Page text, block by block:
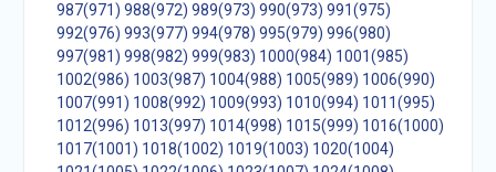
987(971) 988(972) 989(973) 990(973) 991(975)
992(976) 993(977) 994(978) 995(979) 996(980)
997(981) 998(982) 999(983) 1000(984) 1001(985)
1002(986) 1003(987) 1004(988) 1005(989) 1006(990)
1007(991) 1008(992) 1009(993) 1010(994) 1011(995)
1012(996) 1013(997) 1014(998) 1015(999) 1016(1000)
1017(1001) 1018(1002) 1019(1003) 1020(1004)